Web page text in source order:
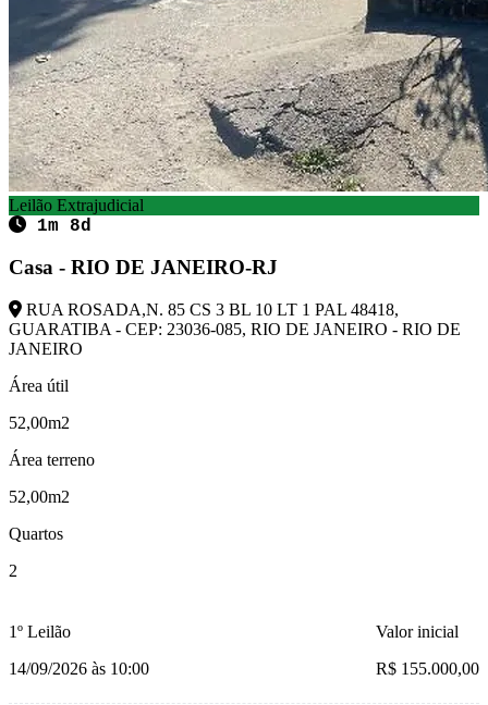
Leilão Extrajudicial
1m 8d
Casa - RIO DE JANEIRO-RJ
RUA ROSADA,N. 85 CS 3 BL 10 LT 1 PAL 48418,
GUARATIBA - CEP: 23036-085, RIO DE JANEIRO - RIO DE
JANEIRO
Área útil
52,00m2
Área terreno
52,00m2
Quartos
2
1º Leilão
14/09/2026 às 10:00
Valor inicial
R$ 155.000,00